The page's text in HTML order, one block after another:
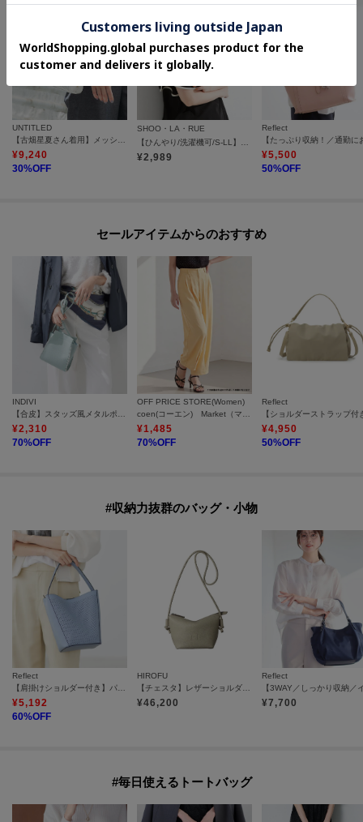
UNTITLED
¥9,240
30%OFF
SHOO・LA・RUE
¥2,989
Reflect
¥5,500
50%OFF
セールアイテムからのおすすめ
INDIVI
¥2,310
70%OFF
OFF PRICE STORE(Women)
¥1,485
70%OFF
Reflect
¥4,950
50%OFF
#収納力抜群のバッグ・小物
Reflect
【肩掛けショルダー付き】パンチングデザインワンショルダーバッグ
¥5,192
60%OFF
HIROFU
【チェスタ】レザーショルダーバッグ S 2WAY 本革 （商品番号：P25－30615）
¥46,200
Reflect
¥7,700
#毎日使えるトートバッグ